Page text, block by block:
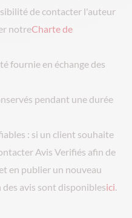
de contacter l'auteur
notreCharte de
fournie en échange des
pendant une durée
: si un client souhaite
Avis Verifiés afin de
en publier un nouveau
avis sont disponiblesici.